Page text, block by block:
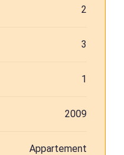
2
3
1
2009
Appartement